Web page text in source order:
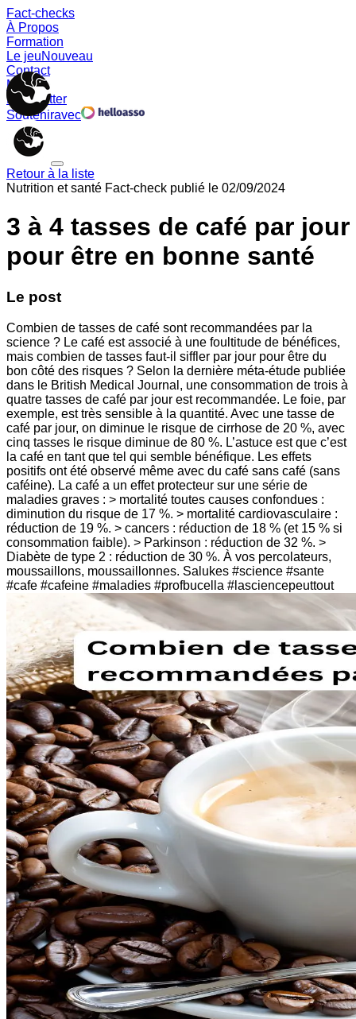
Fact-checks
À Propos
Formation
Le jeuNouveau
Contact
Memes
Newsletter
Souteniravec
Retour à la liste
Nutrition et santé Fact-check publié le 02/09/2024
3 à 4 tasses de café par jour
pour être en bonne santé
Le post
Combien de tasses de café sont recommandées par la
science ? Le café est associé à une foultitude de bénéfices,
mais combien de tasses faut-il siffler par jour pour être du
bon côté des risques ? Selon la dernière méta-étude publiée
dans le British Medical Journal, une consommation de trois à
quatre tasses de café par jour est recommandée. Le foie, par
exemple, est très sensible à la quantité. Avec une tasse de
café par jour, on diminue le risque de cirrhose de 20 %, avec
cinq tasses le risque diminue de 80 %. L’astuce est que c’est
la café en tant que tel qui semble bénéfique. Les effets
positifs ont été observé même avec du café sans café (sans
caféine). La café a un effet protecteur sur une série de
maladies graves : > mortalité toutes causes confondues :
diminution du risque de 17 %. > mortalité cardiovasculaire :
réduction de 19 %. > cancers : réduction de 18 % (et 15 % si
consommation faible). > Parkinson : réduction de 32 %. >
Diabète de type 2 : réduction de 30 %. À vos percolateurs,
moussaillons, moussaillonnes. Salukes #science #sante
#cafe #cafeine #maladies #profbucella #lasciencepeuttout